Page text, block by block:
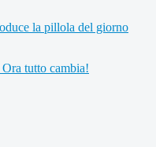
duce la pillola del giorno
tutto cambia!